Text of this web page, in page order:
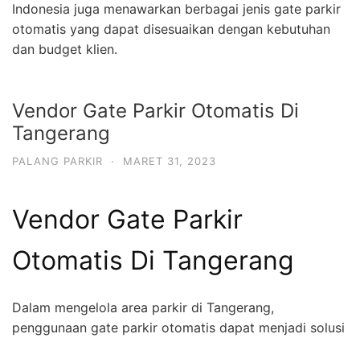
Indonesia juga menawarkan berbagai jenis gate parkir
otomatis yang dapat disesuaikan dengan kebutuhan
dan budget klien.
Vendor Gate Parkir Otomatis Di
Tangerang
PALANG PARKIR · MARET 31, 2023
Vendor Gate Parkir
Otomatis Di Tangerang
Dalam mengelola area parkir di Tangerang,
penggunaan gate parkir otomatis dapat menjadi solusi